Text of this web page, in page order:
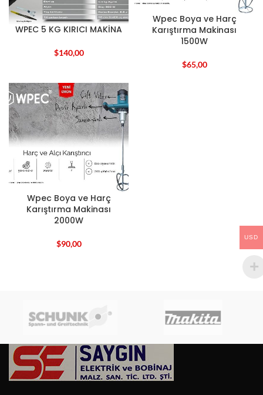
WPEC 5 KG KIRICI MAKİNA
$140,00
Wpec Boya ve Harç
Karıştırma Makinası
1500W
$65,00
Wpec Boya ve Harç
Karıştırma Makinası
2000W
$90,00
USD